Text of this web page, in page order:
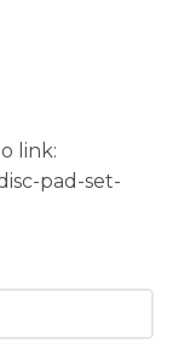
link:
pad-set-